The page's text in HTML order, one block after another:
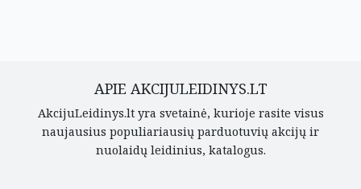
APIE AKCIJULEIDINYS.LT
AkcijuLeidinys.lt yra svetainė, kurioje rasite visus
naujausius populiariausių parduotuvių akcijų ir
nuolaidų leidinius, katalogus.